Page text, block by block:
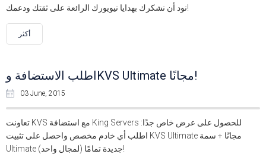
نود أن نشكرك بهدايا نيويورك الرائعة على ثقتك ودعمك!
أكثر
اطلب الاستضافة وKVS Ultimate مجانًا!
03 June, 2015
تعاونت KVS مع استضافة King Servers للحصول على عرض خاص جدًا:
اطلب أي خادم مخصص واحصل على تثبيت KVS Ultimate مجانًا + سمة
Ultimate جديدة تمامًا (لمجال واحد)!